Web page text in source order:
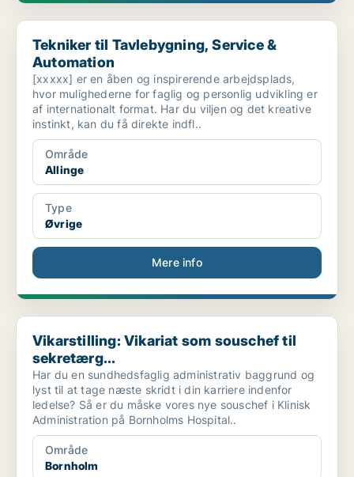
Tekniker til Tavlebygning, Service & Automation
Tekniker til Tavlebygning, Service &
Automation
[xxxxx] er en åben og inspirerende arbejdsplads,
hvor mulighederne for faglig og personlig udvikling er
af internationalt format. Har du viljen og det kreative
instinkt, kan du få direkte indfl..
Område
Allinge
Type
Øvrige
Mere info
Vikarstilling: Vikariat som souschef til sekretærg...
Vikarstilling: Vikariat som souschef til
sekretærg...
Har du en sundhedsfaglig administrativ baggrund og
lyst til at tage næste skridt i din karriere indenfor
ledelse? Så er du måske vores nye souschef i Klinisk
Administration på Bornholms Hospital..
Område
Bornholm